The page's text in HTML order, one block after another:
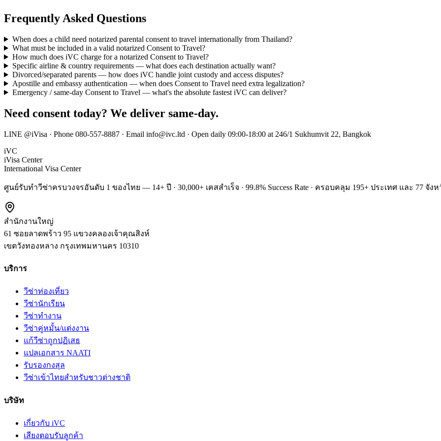
Frequently Asked Questions
When does a child need notarized parental consent to travel internationally from Thailand?
What must be included in a valid notarized Consent to Travel?
How much does iVC charge for a notarized Consent to Travel?
Specific airline & country requirements — what does each destination actually want?
Divorced/separated parents — how does iVC handle joint custody and access disputes?
Apostille and embassy authentication — when does Consent to Travel need extra legalization?
Emergency / same-day Consent to Travel — what's the absolute fastest iVC can deliver?
Need consent today? We deliver same-day.
LINE @iVisa · Phone 080-557-8887 · Email info@ivc.ltd · Open daily 09:00-18:00 at 246/1 Sukhumvit 22, Bangkok
iVC
iVisa Center
International Visa Center
ศูนย์รับทำวีซ่าครบวงจรอันดับ 1 ของไทย — 14+ ปี · 30,000+ เคสสำเร็จ · 99.8% Success Rate · ครอบคลุม 195+ ประเทศ และ 77 จัง
สำนักงานใหญ่
61 ซอยลาดพร้าว 95 แขวงคลองเจ้าคุณสิงห์
เขตวังทองหลาง กรุงเทพมหานคร 10310
บริการ
วีซ่าท่องเที่ยว
วีซ่านักเรียน
วีซ่าทำงาน
วีซ่าคู่หมั้น/แต่งงาน
แก้วีซ่าถูกปฏิเสธ
แปลเอกสาร NAATI
รับรองกงสุล
วีซ่าเข้าไทยสำหรับชาวต่างชาติ
บริษัท
เกี่ยวกับ iVC
เสียงตอบรับลูกค้า